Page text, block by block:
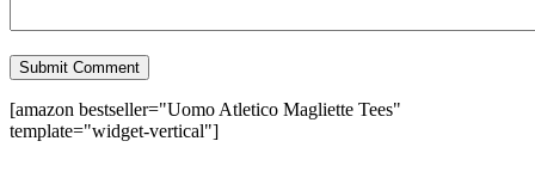
[amazon bestseller="Uomo Atletico Magliette Tees"
template="widget-vertical"]